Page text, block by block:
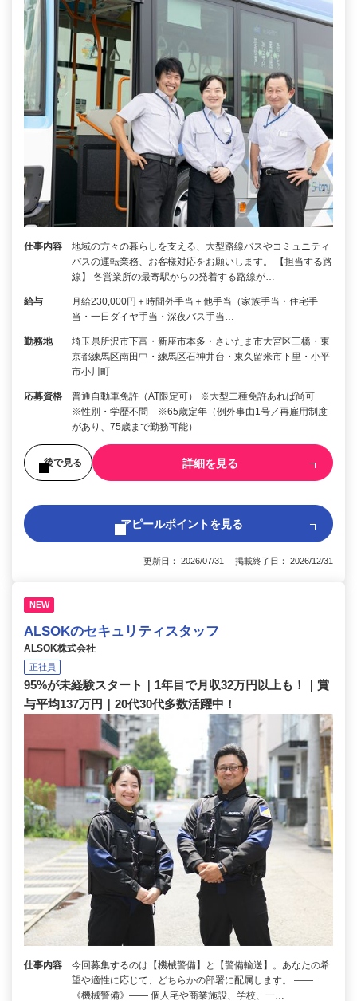
仕事内容
地域の方々の暮らしを支える、大型路線バスやコミュニティ
バスの運転業務、お客様対応をお願いします。 【担当する路
線】 各営業所の最寄駅からの発着する路線が…
給与
月給230,000円＋時間外手当＋他手当（家族手当・住宅手
当・一日ダイヤ手当・深夜バス手当…
勤務地
埼玉県所沢市下富・新座市本多・さいたま市大宮区三橋・東
京都練馬区南田中・練馬区石神井台・東久留米市下里・小平
市小川町
応募資格
普通自動車免許（AT限定可） ※大型二種免許あれば尚可
※性別・学歴不問 ※65歳定年（例外事由1号／再雇用制度
があり、75歳まで勤務可能）
後で見る 詳細を見る
アピールポイントを見る
更新日： 2026/07/31 掲載終了日： 2026/12/31
NEW
ALSOKのセキュリティスタッフ
ALSOK株式会社
正社員
95%が未経験スタート｜1年目で月収32万円以上も！｜賞
与平均137万円｜20代30代多数活躍中！
仕事内容
今回募集するのは【機械警備】と【警備輸送】。あなたの希
望や適性に応じて、どちらかの部署に配属します。 ――
《機械警備》―― 個人宅や商業施設、学校、一…